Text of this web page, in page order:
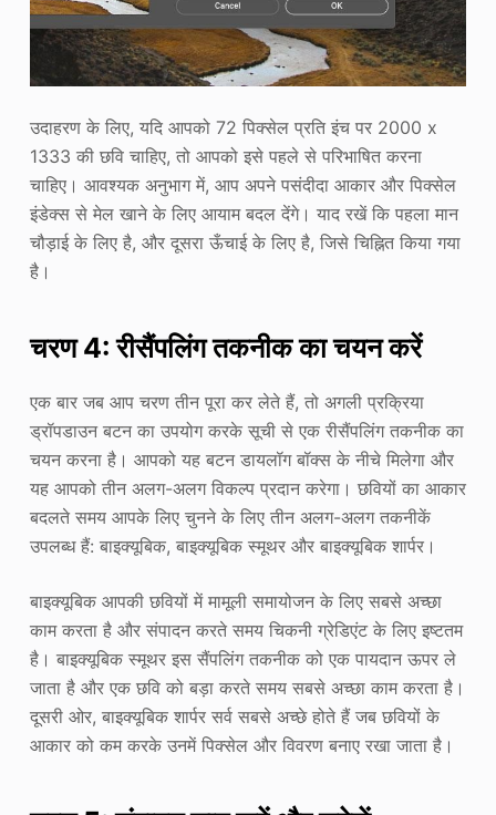
उदाहरण के लिए, यदि आपको 72 पिक्सेल प्रति इंच पर 2000 x
1333 की छवि चाहिए, तो आपको इसे पहले से परिभाषित करना
चाहिए। आवश्यक अनुभाग में, आप अपने पसंदीदा आकार और पिक्सेल
इंडेक्स से मेल खाने के लिए आयाम बदल देंगे। याद रखें कि पहला मान
चौड़ाई के लिए है, और दूसरा ऊँचाई के लिए है, जिसे चिह्नित किया गया
है।
चरण 4: रीसैंपलिंग तकनीक का चयन करें
एक बार जब आप चरण तीन पूरा कर लेते हैं, तो अगली प्रक्रिया
ड्रॉपडाउन बटन का उपयोग करके सूची से एक रीसैंपलिंग तकनीक का
चयन करना है। आपको यह बटन डायलॉग बॉक्स के नीचे मिलेगा और
यह आपको तीन अलग-अलग विकल्प प्रदान करेगा। छवियों का आकार
बदलते समय आपके लिए चुनने के लिए तीन अलग-अलग तकनीकें
उपलब्ध हैं: बाइक्यूबिक, बाइक्यूबिक स्मूथर और बाइक्यूबिक शार्पर।
बाइक्यूबिक आपकी छवियों में मामूली समायोजन के लिए सबसे अच्छा
काम करता है और संपादन करते समय चिकनी ग्रेडिएंट के लिए इष्टतम
है। बाइक्यूबिक स्मूथर इस सैंपलिंग तकनीक को एक पायदान ऊपर ले
जाता है और एक छवि को बड़ा करते समय सबसे अच्छा काम करता है।
दूसरी ओर, बाइक्यूबिक शार्पर सर्व सबसे अच्छे होते हैं जब छवियों के
आकार को कम करके उनमें पिक्सेल और विवरण बनाए रखा जाता है।